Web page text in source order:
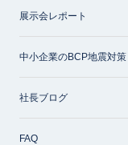
展示会レポート
中小企業のBCP地震対策
社長ブログ
FAQ